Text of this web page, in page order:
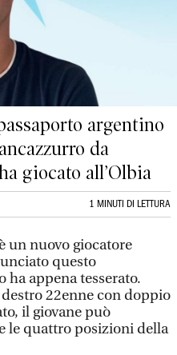
argentino
da
giocato all’Olbia
1 MINUTI DI LETTURA
è un nuovo giocatore
questo
ha appena tesserato.
22enne con doppio
il giovane può
le quattro posizioni della